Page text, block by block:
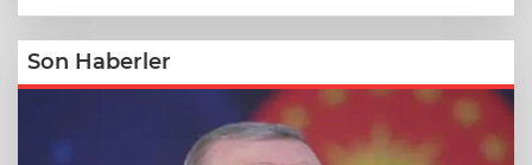
Son Haberler